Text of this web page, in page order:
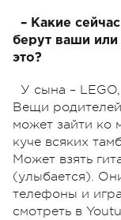
– Какие
берут ваши или
это?
У сына –
Вещи
может зайти ко
куче всяких
Может взять
(улыбается).
телефоны и
смотреть в